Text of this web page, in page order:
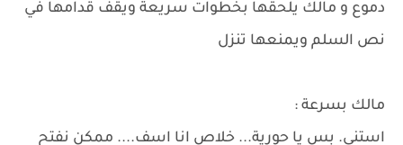
دموع و مالك يلحقها بخطوات سريعة ويقف قدامها في
نص السلم ويمنعها تنزل
مالك بسرعة :
استني. بس يا حورية... خلاص انا اسف.... ممكن نفتح